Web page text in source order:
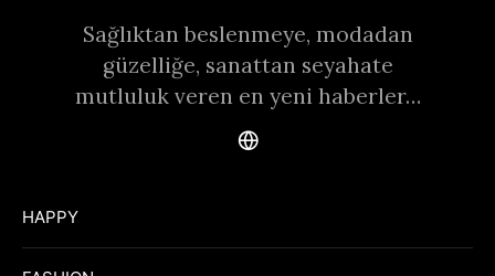
Sağlıktan beslenmeye, modadan
güzelliğe, sanattan seyahate
mutluluk veren en yeni haberler…
HAPPY